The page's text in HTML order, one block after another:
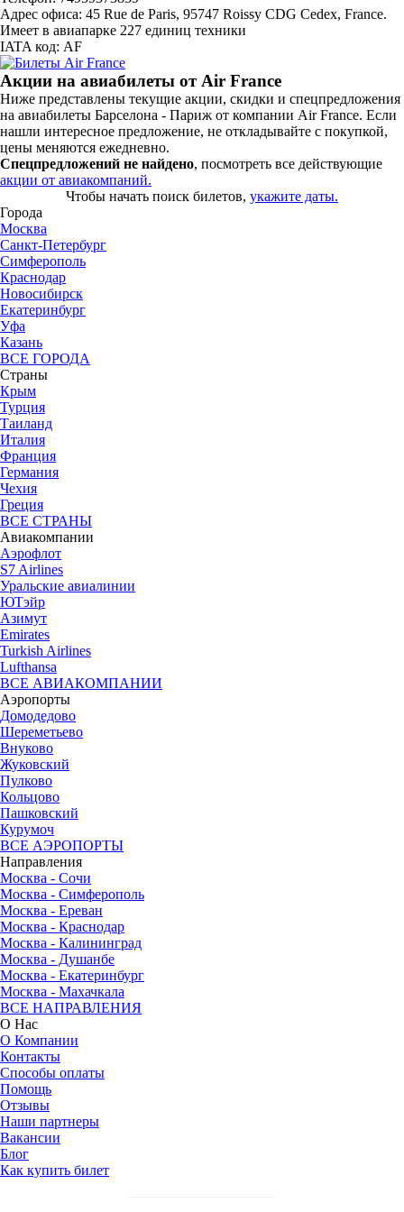
Адрес офиса: 45 Rue de Paris, 95747 Roissy CDG Cedex, France.
Имеет в авиапарке 227 единиц техники
IATA код: AF
Акции на авиабилеты от Air France
Ниже представлены текущие акции, скидки и спецпредложения
на авиабилеты Барселона - Париж от компании Air France. Если
нашли интересное предложение, не откладывайте с покупкой,
цены меняются ежедневно.
Спецпредложений не найдено, посмотреть все действующие
акции от авиакомпаний.
Чтобы начать поиск билетов, укажите даты.
Города
Москва
Санкт-Петербург
Симферополь
Краснодар
Новосибирск
Екатеринбург
Уфа
Казань
ВСЕ ГОРОДА
Страны
Крым
Турция
Таиланд
Италия
Франция
Германия
Чехия
Греция
ВСЕ СТРАНЫ
Авиакомпании
Аэрофлот
S7 Airlines
Уральские авиалинии
ЮТэйр
Азимут
Emirates
Turkish Airlines
Lufthansa
ВСЕ АВИАКОМПАНИИ
Аэропорты
Домодедово
Шереметьево
Внуково
Жуковский
Пулково
Кольцово
Пашковский
Курумоч
ВСЕ АЭРОПОРТЫ
Направления
Москва - Сочи
Москва - Симферополь
Москва - Ереван
Москва - Краснодар
Москва - Калининград
Москва - Душанбе
Москва - Екатеринбург
Москва - Махачкала
ВСЕ НАПРАВЛЕНИЯ
О Нас
О Компании
Контакты
Способы оплаты
Помощь
Отзывы
Наши партнеры
Вакансии
Блог
Как купить билет